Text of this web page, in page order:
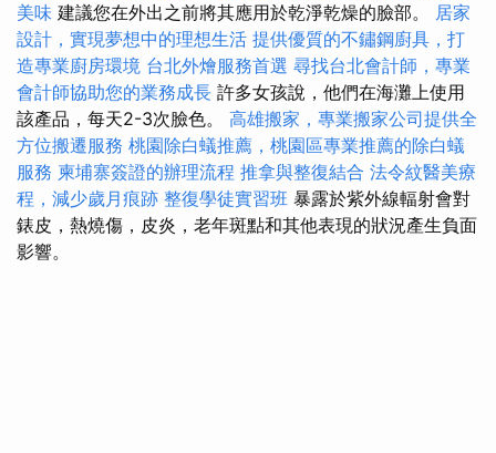
美味 建議您在外出之前將其應用於乾淨乾燥的臉部。 居家
設計，實現夢想中的理想生活 提供優質的不鏽鋼廚具，打
造專業廚房環境 台北外燴服務首選 尋找台北會計師，專業
會計師協助您的業務成長 許多女孩說，他們在海灘上使用
該產品，每天2-3次臉色。 高雄搬家，專業搬家公司提供全
方位搬遷服務 桃園除白蟻推薦，桃園區專業推薦的除白蟻
服務 柬埔寨簽證的辦理流程 推拿與整復結合 法令紋醫美療
程，減少歲月痕跡 整復學徒實習班 暴露於紫外線輻射會對
錶皮，熱燒傷，皮炎，老年斑點和其他表現的狀況產生負面
影響。